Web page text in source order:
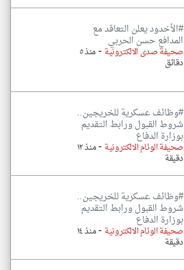
#الأخدود يعلن التعاقد مع
المدافع حسن الحربي
صحيفة صدى الالكترونية - منذ ٥
دقائق
#وظائف عسكرية للخريجين..
شروط القبول ورابط التقديم
بوزارة الدفاع
صحيفة الوئام الالكترونية - منذ ١٢
دقيقة
#وظائف عسكرية للخريجين..
شروط القبول ورابط التقديم
بوزارة الدفاع
صحيفة الوئام الالكترونية - منذ ١٤
دقيقة